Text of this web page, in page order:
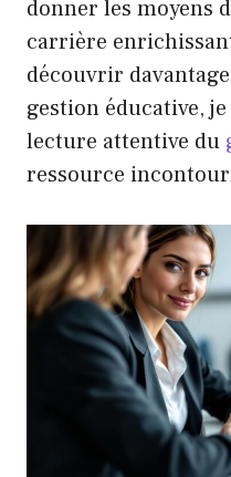
donner les moyens
carrière
découvrir
gestion éducative,
lecture attentive du
ressource